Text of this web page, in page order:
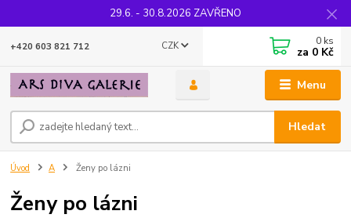
29.6. - 30.8.2026 ZAVŘENO
Menu
CZK
Hledat
+420 603 821 712 0 ks
za 0 Kč
Úvod A Ženy po lázni
Ženy po lázni